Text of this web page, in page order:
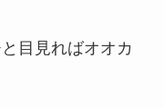
目見ればオオカ